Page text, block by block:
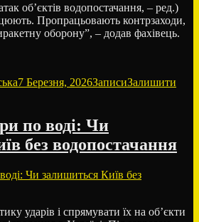
об’єктів водопостачання, – ред.)
Пропрацьовають контрзаходи,
оборону”, – додав фахівець.
7 Березня, 2026ЗаписиЗалишити
по воді: Чи
без водопостачання
ударів і спрямувати їх на об’єкти